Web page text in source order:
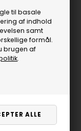
til basale
af indhold
samt
formål.
brugen af
.